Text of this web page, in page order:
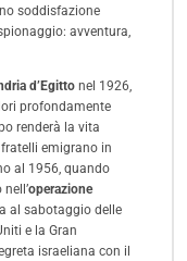
soddisfazione
avventura,
d’Egitto nel 1926,
profondamente
renderà la vita
emigrano in
al 1956, quando
operazione
al sabotaggio delle
e la Gran
israeliana con il